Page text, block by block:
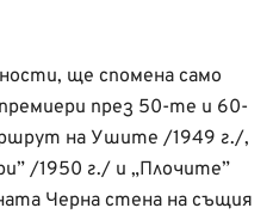
ще спомена само
през 50-те и 60-
на Ушите /1949 г./,
/1950 г./ и „Плочите”
Черна стена на същия